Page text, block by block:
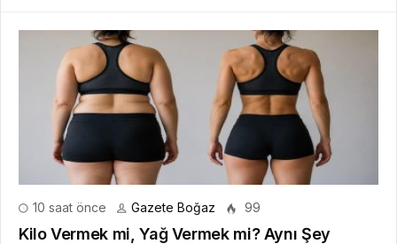
10 saat önce Gazete Boğaz 99
Kilo Vermek mi, Yağ Vermek mi? Aynı Şey